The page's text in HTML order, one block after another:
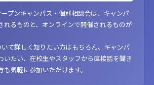
プンキャンパス・個別相談会は、キャンパ
れるものと、オンラインで開催されるものが
て詳しく知りたい方はもちろん、キャンパ
いたい、在校生やスタッフから直接話を聞き
気軽に参加いただけます。